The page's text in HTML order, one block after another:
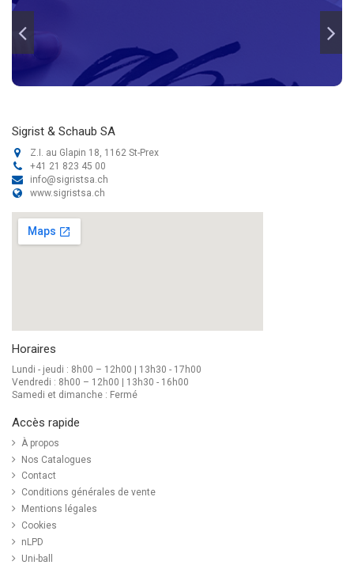
Sigrist & Schaub SA
Z.I. au Glapin 18, 1162 St-Prex
+41 21 823 45 00
info@sigristsa.ch
www.sigristsa.ch
Horaires
Lundi - jeudi : 8h00 – 12h00 | 13h30 - 17h00
Vendredi : 8h00 – 12h00 | 13h30 - 16h00
Samedi et dimanche : Fermé
Accès rapide
À propos
Nos Catalogues
Contact
Conditions générales de vente
Mentions légales
Cookies
nLPD
Uni-ball